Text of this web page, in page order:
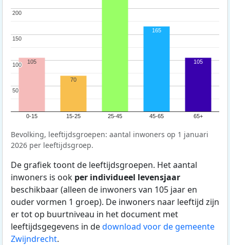
0-15 15-25 25-45 45-65 65+
50
50
100
100
150
150
200
200
105
70
165
105
Bevolking, leeftijdsgroepen: aantal inwoners op 1 januari
2026 per leeftijdsgroep.
De grafiek toont de leeftijdsgroepen. Het aantal
inwoners is ook per individueel levensjaar
beschikbaar (alleen de inwoners van 105 jaar en
ouder vormen 1 groep). De inwoners naar leeftijd zijn
er tot op buurtniveau in het document met
leeftijdsgegevens in dedownload voor de gemeente
Zwijndrecht.